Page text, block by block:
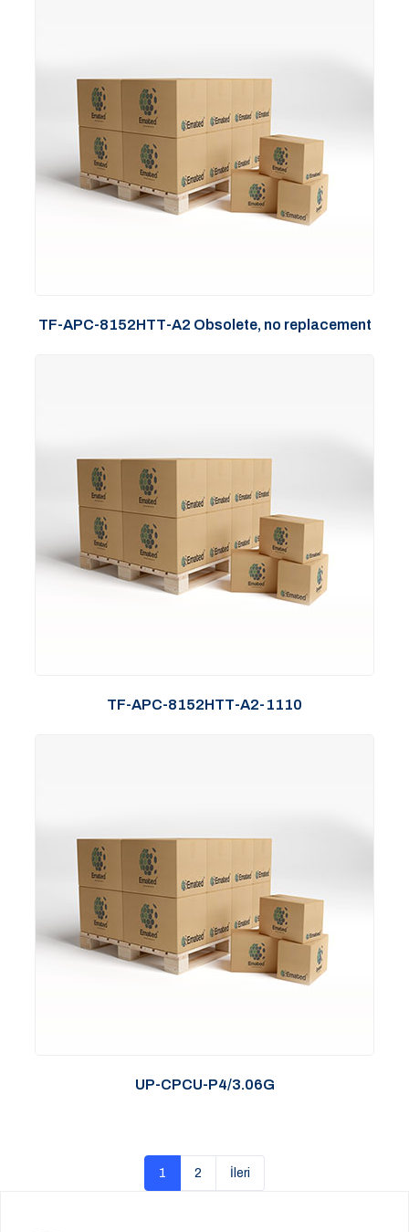
TF-APC-8152HTT-A2 Obsolete, no replacement
TF-APC-8152HTT-A2-1110
UP-CPCU-P4/3.06G
1 2 İleri